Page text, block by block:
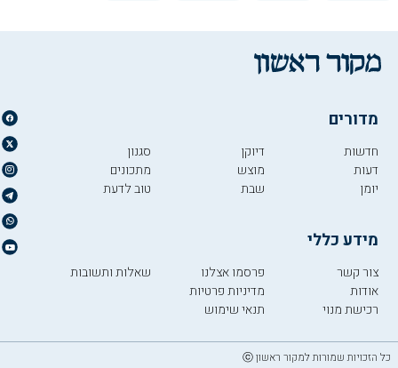
מדורים
חדשות
דעות
יומן
דיוקן
מוצש
שבת
סגנון
מתכונים
טוב לדעת
מידע כללי
צור קשר
אודות
רכישת מנוי
פרסמו אצלנו
מדיניות פרטיות
תנאי שימוש
שאלות ותשובות
כל הזכויות שמורות למקור ראשון ⓒ